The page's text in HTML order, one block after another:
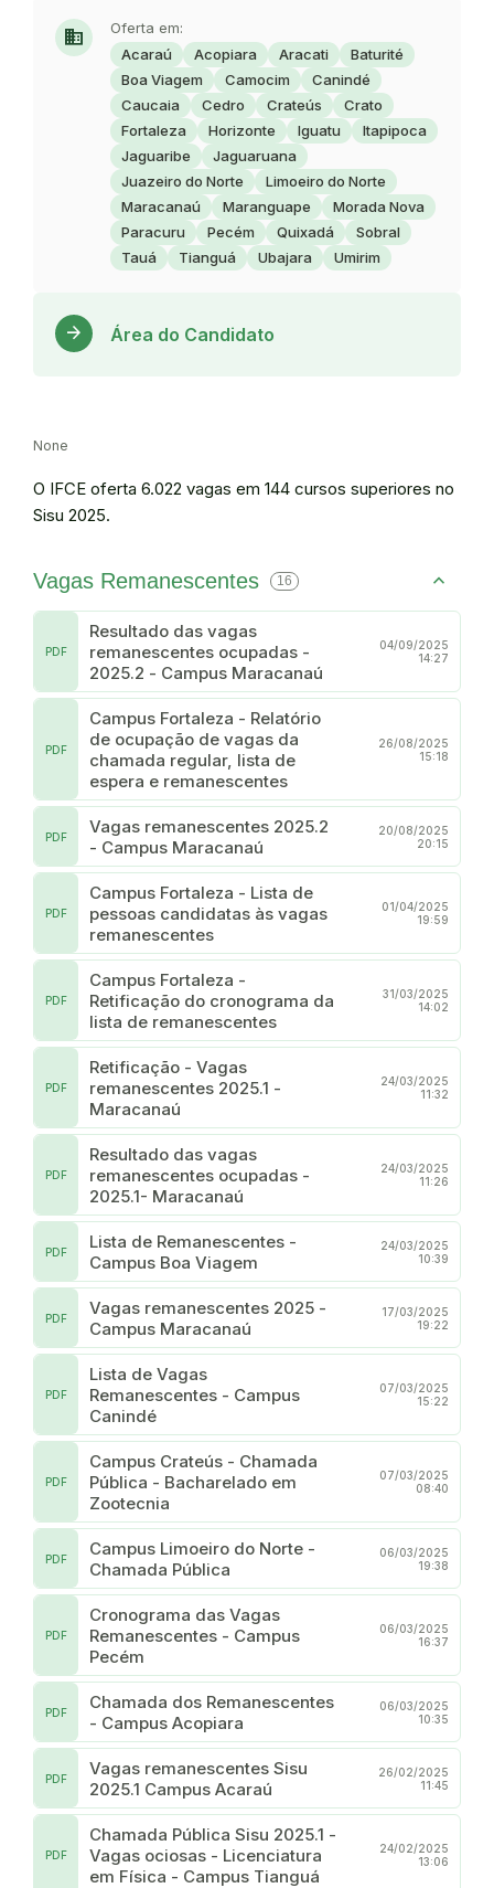
domain
Oferta em:
Acaraú
Acopiara Aracati
Baturité
Boa Viagem
Camocim
Canindé
Caucaia
Cedro Crateús
Crato
Fortaleza
Horizonte Iguatu
Itapipoca
Jaguaribe
Jaguaruana
Juazeiro do Norte
Limoeiro do Norte
Maracanaú
Maranguape
Morada Nova
Paracuru
Pecém Quixadá
Sobral
Tauá
Tianguá Ubajara Umirim
arrow_forward Área do Candidato
None
O IFCE oferta 6.022 vagas em 144 cursos superiores no
Sisu 2025.
Vagas Remanescentes 16
Resultado das vagas
remanescentes ocupadas -
2025.2 - Campus Maracanaú
PDF
04/09/2025
14:27
Campus Fortaleza - Relatório
de ocupação de vagas da
chamada regular, lista de
espera e remanescentes
PDF
26/08/2025
15:18
Vagas remanescentes 2025.2
- Campus Maracanaú
PDF
20/08/2025
20:15
Campus Fortaleza - Lista de
pessoas candidatas às vagas
remanescentes
PDF
01/04/2025
19:59
Campus Fortaleza -
Retificação do cronograma da
lista de remanescentes
PDF
31/03/2025
14:02
Retificação - Vagas
remanescentes 2025.1 -
Maracanaú
PDF
24/03/2025
11:32
Resultado das vagas
remanescentes ocupadas -
2025.1- Maracanaú
PDF
24/03/2025
11:26
Lista de Remanescentes -
Campus Boa Viagem
PDF
24/03/2025
10:39
Vagas remanescentes 2025 -
Campus Maracanaú
PDF
17/03/2025
19:22
Lista de Vagas
Remanescentes - Campus
Canindé
PDF
07/03/2025
15:22
Campus Crateús - Chamada
Pública - Bacharelado em
Zootecnia
PDF
07/03/2025
08:40
Campus Limoeiro do Norte -
Chamada Pública
PDF
06/03/2025
19:38
Cronograma das Vagas
Remanescentes - Campus
Pecém
PDF
06/03/2025
16:37
Chamada dos Remanescentes
- Campus Acopiara
PDF
06/03/2025
10:35
Vagas remanescentes Sisu
2025.1 Campus Acaraú
PDF
26/02/2025
11:45
Chamada Pública Sisu 2025.1 -
Vagas ociosas - Licenciatura
em Física - Campus Tianguá
PDF
24/02/2025
13:06